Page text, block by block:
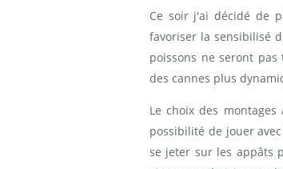
Ce soir j'ai décidé de
favoriser la sensibilisé
poissons ne seront
des cannes plus
Le choix des
possibilité de jouer
se jeter sur les appâts